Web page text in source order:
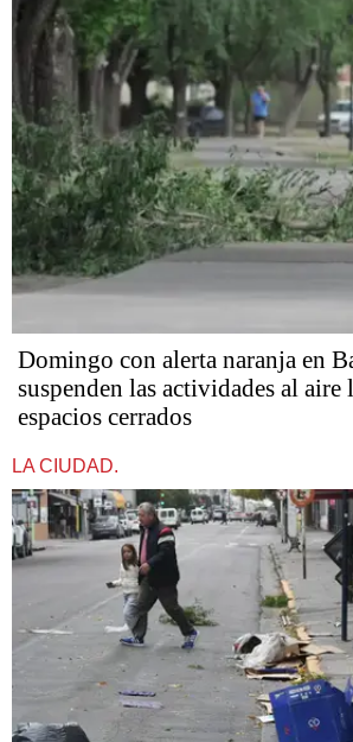
Domingo con alerta naranja en
suspenden las actividades al aire
espacios cerrados
LA CIUDAD.